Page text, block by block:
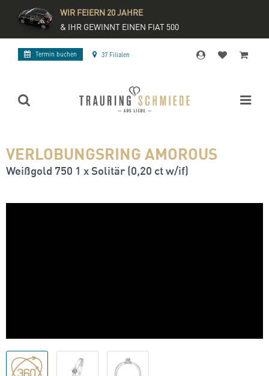
WIR FEIERN 20 JAHRE
& IHR GEWINNT EINEN FIAT 500
Termin buchen 37 Filialen
VERLOBUNGSRING AMOROUS
Weißgold 750 1 x Solitär (0,20 ct w/if)